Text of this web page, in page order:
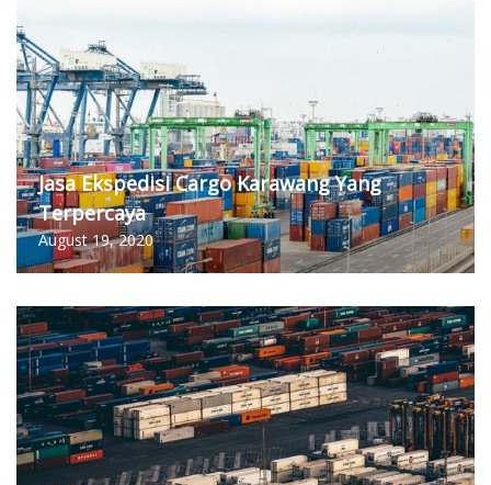
Jasa Ekspedisi Cargo Karawang Yang
Terpercaya
August 19, 2020